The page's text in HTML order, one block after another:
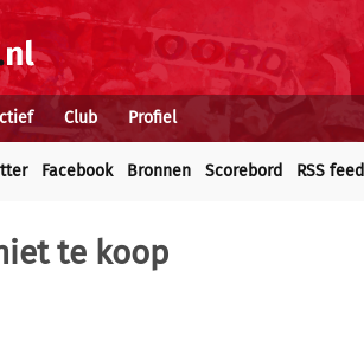
Club Profiel
Facebook Bronnen Scorebord RSS feed
te koop